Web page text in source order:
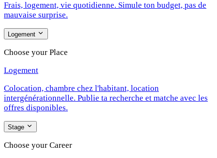
Frais, logement, vie quotidienne. Simule ton budget, pas de
mauvaise surprise.
Logement
Choose your Place
Logement
Colocation, chambre chez l'habitant, location
intergénérationnelle. Publie ta recherche et matche avec les
offres disponibles.
Stage
Choose your Career